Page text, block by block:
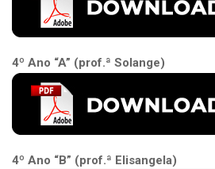
4º Ano “A” (prof.ª Solange)
4º Ano “B” (prof.ª Elisangela)